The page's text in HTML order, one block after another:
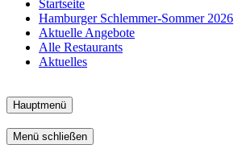
Startseite
Hamburger Schlemmer-Sommer 2026
Aktuelle Angebote
Alle Restaurants
Aktuelles
Hauptmenü
Menü schließen